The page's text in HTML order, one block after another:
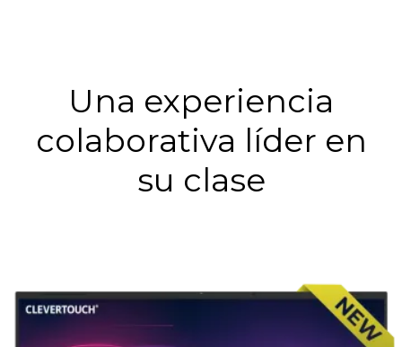
Una experiencia
colaborativa líder en
su clase